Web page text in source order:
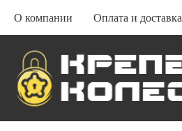
О компании Оплата и доставка